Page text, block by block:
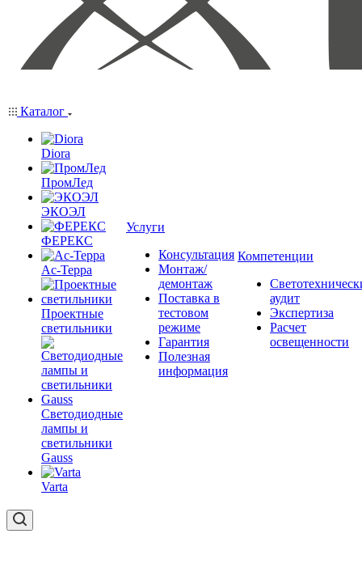
Каталог
Diora
ПромЛед
ЭКОЭЛ
ФЕРЕКС
Ас-Терра
Проектные
светильники
Светодиодные
лампы и
светильники
Gauss
Varta
Услуги
Консультация
Монтаж/
демонтаж
Поставка в
тестовом
режиме
Гарантия
Полезная
информация
Компетенции
аудит
Экспертиза
Расчет
освещенности